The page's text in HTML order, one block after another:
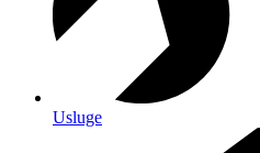
Usluge